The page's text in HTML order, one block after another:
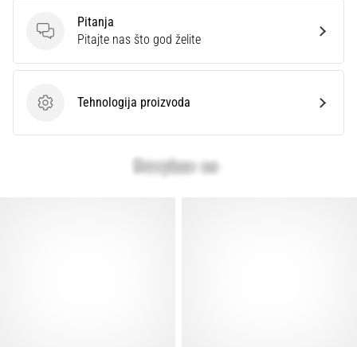
Pitanja
Pitanja
Pitajte nas što god želite
Tehnologija proizvoda
Tehnologija proizvoda